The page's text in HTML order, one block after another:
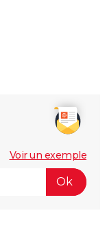
Voir un exemple